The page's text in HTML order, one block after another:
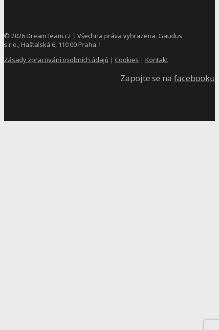
© 2026 DreamTeam.cz | Všechna práva vyhrazena. Gaudus
s.r.o., Haštalská 6, 110 00 Praha 1
Zásady zpracování osobních údajů | Cookies | Kontakt
Zapojte se na facebooku